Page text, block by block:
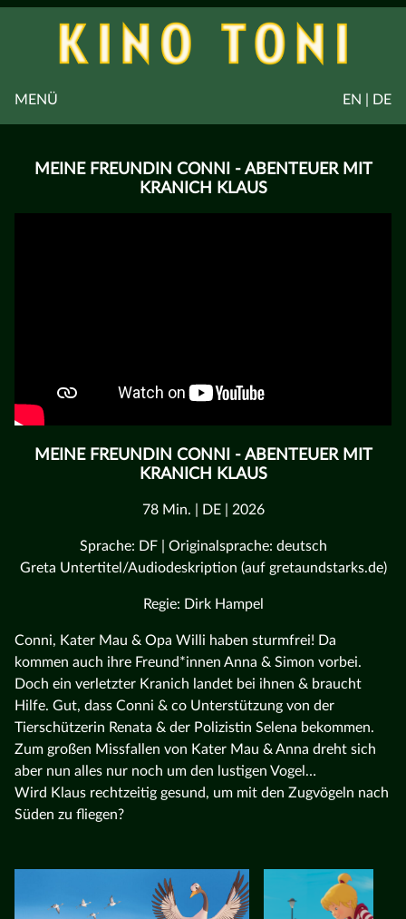
EN | DE
MENÜ
MEINE FREUNDIN CONNI - ABENTEUER MIT
KRANICH KLAUS
MEINE FREUNDIN CONNI - ABENTEUER MIT
KRANICH KLAUS
78 Min. | DE | 2026
Sprache: DF | Originalsprache: deutsch
Greta Untertitel/Audiodeskription (auf gretaundstarks.de)
Regie: Dirk Hampel
Conni, Kater Mau & Opa Willi haben sturmfrei! Da
kommen auch ihre Freund*innen Anna & Simon vorbei.
Doch ein verletzter Kranich landet bei ihnen & braucht
Hilfe. Gut, dass Conni & co Unterstützung von der
Tierschützerin Renata & der Polizistin Selena bekommen.
Zum großen Missfallen von Kater Mau & Anna dreht sich
aber nun alles nur noch um den lustigen Vogel…
Wird Klaus rechtzeitig gesund, um mit den Zugvögeln nach
Süden zu fliegen?